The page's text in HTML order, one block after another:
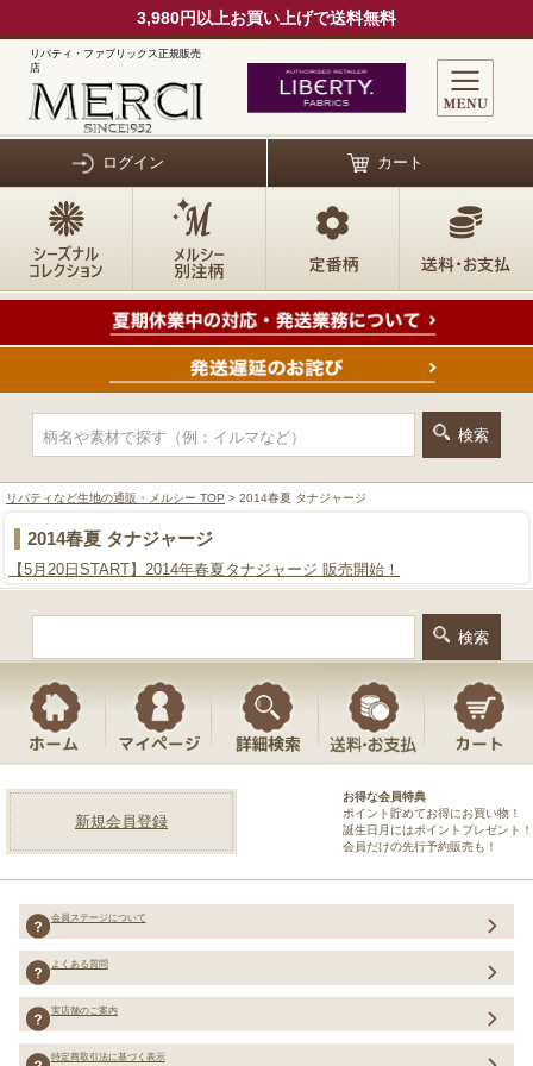
3,980円以上お買い上げで送料無料
リバティ・ファブリックス正規販売
店
ログイン カート
リバティなど生地の通販・メルシー TOP > 2014春夏 タナジャージ
2014春夏 タナジャージ
【5月20日START】2014年春夏タナジャージ 販売開始！
新規会員登録
お得な会員特典
ポイント貯めてお得にお買い物！
誕生日月にはポイントプレゼント！
会員だけの先行予約販売も！
会員ステージについて
よくある質問
実店舗のご案内
特定商取引法に基づく表示